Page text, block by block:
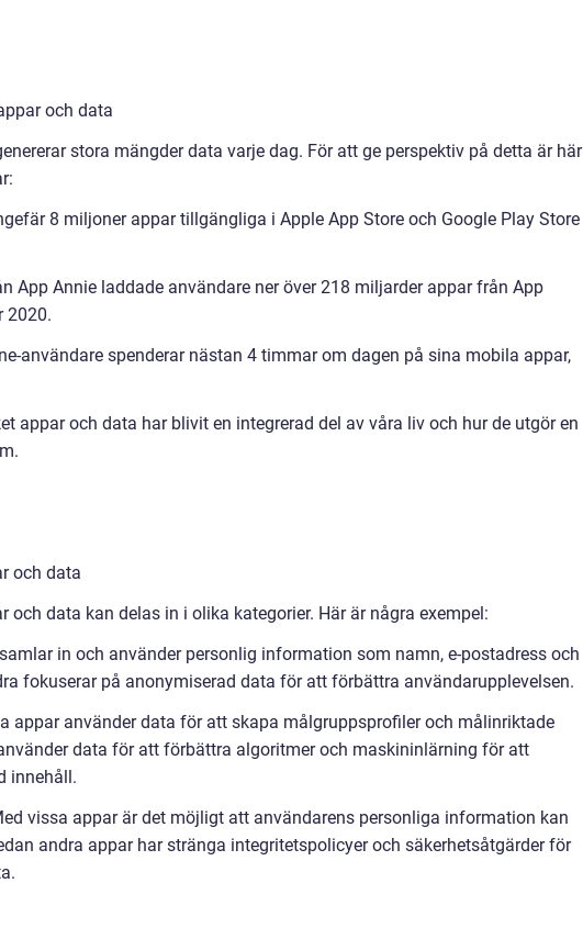
och data
stora mängder data varje dag. För att ge perspektiv på detta är här
8 miljoner appar tillgängliga i Apple App Store och Google Play Store
App Annie laddade användare ner över 218 miljarder appar från App
2020.
användare spenderar nästan 4 timmar om dagen på sina mobila appar,
appar och data har blivit en integrerad del av våra liv och hur de utgör en
och data
och data kan delas in i olika kategorier. Här är några exempel:
in och använder personlig information som namn, e-postadress och
fokuserar på anonymiserad data för att förbättra användarupplevelsen.
appar använder data för att skapa målgruppsprofiler och målinriktade
data för att förbättra algoritmer och maskininlärning för att
innehåll.
vissa appar är det möjligt att användarens personliga information kan
andra appar har stränga integritetspolicyer och säkerhetsåtgärder för